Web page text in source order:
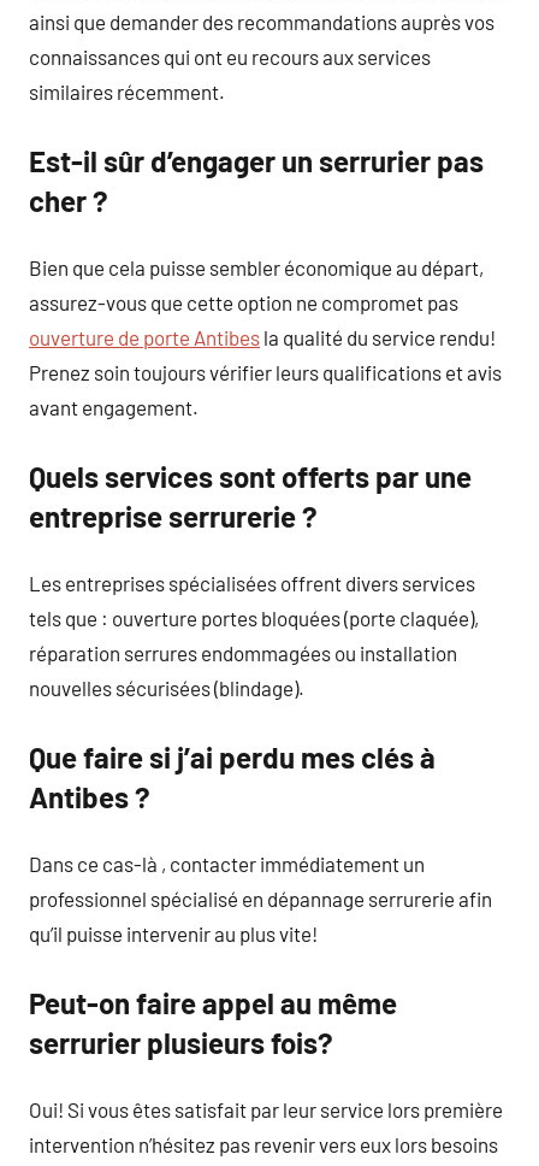
ainsi que demander des recommandations auprès vos
connaissances qui ont eu recours aux services
similaires récemment.
Est-il sûr d’engager un serrurier pas
cher ?
Bien que cela puisse sembler économique au départ,
assurez-vous que cette option ne compromet pas
ouverture de porte Antibes la qualité du service rendu!
Prenez soin toujours vérifier leurs qualifications et avis
avant engagement.
Quels services sont offerts par une
entreprise serrurerie ?
Les entreprises spécialisées offrent divers services
tels que : ouverture portes bloquées (porte claquée),
réparation serrures endommagées ou installation
nouvelles sécurisées (blindage).
Que faire si j’ai perdu mes clés à
Antibes ?
Dans ce cas-là , contacter immédiatement un
professionnel spécialisé en dépannage serrurerie afin
qu’il puisse intervenir au plus vite!
Peut-on faire appel au même
serrurier plusieurs fois?
Oui! Si vous êtes satisfait par leur service lors première
intervention n’hésitez pas revenir vers eux lors besoins